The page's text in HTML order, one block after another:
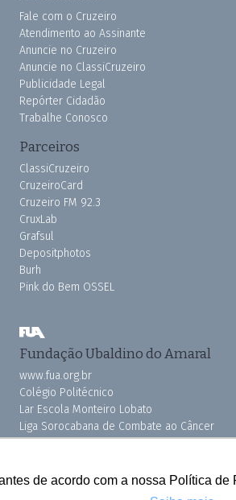
de acordo com a nossa Política
Fale com o Cruzeiro
Atendimento ao Assinante
Anuncie no Cruzeiro
Anuncie no ClassiCruzeiro
Publicidade Legal
Repórter Cidadão
Trabalhe Conosco
Parceiros
ClassiCruzeiro
CruzeiroCard
Cruzeiro FM 92.3
CruxLab
Grafsul
Depositphotos
Burh
Pink do Bem OSSEL
Fundação Ubaldino do Amaral
www.fua.org.br
Colégio Politécnico
Lar Escola Monteiro Lobato
Liga Sorocabana de Combate ao Câncer
Vila dos Velhinhos